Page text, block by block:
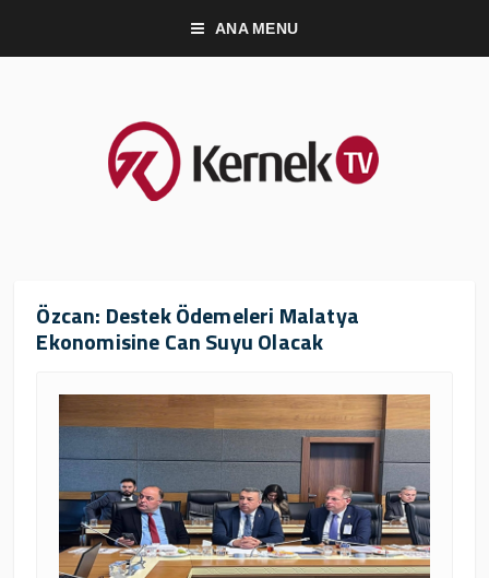
ANA MENU
Özcan: Destek Ödemeleri Malatya
Ekonomisine Can Suyu Olacak